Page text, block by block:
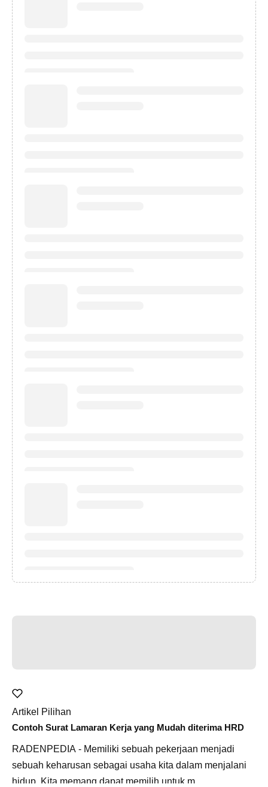
Artikel Pilihan
Contoh Surat Lamaran Kerja yang Mudah diterima HRD
RADENPEDIA - Memiliki sebuah pekerjaan menjadi
sebuah keharusan sebagai usaha kita dalam menjalani
hidup. Kita memang dapat memilih untuk m...